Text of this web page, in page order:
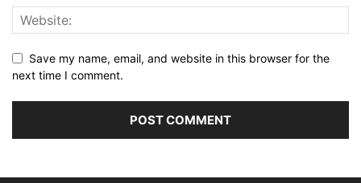
Save my name, email, and website in this browser for the
next time I comment.